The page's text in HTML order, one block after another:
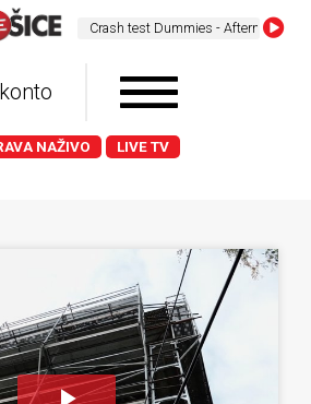
Crash test Dummies - Afternoons &
NAŽIVO LIVE TV